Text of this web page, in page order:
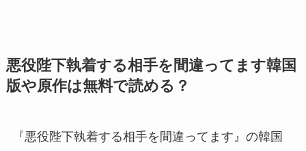
悪役陛下執着する相手を間違ってます韓国
版や原作は無料で読める？
『悪役陛下執着する相手を間違ってます』の韓国